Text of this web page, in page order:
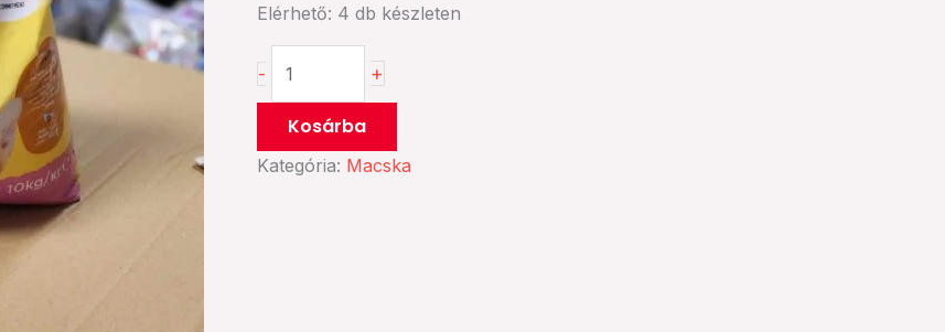
Elérhető: 4 db készleten
- +
Kosárba
Kategória: Macska